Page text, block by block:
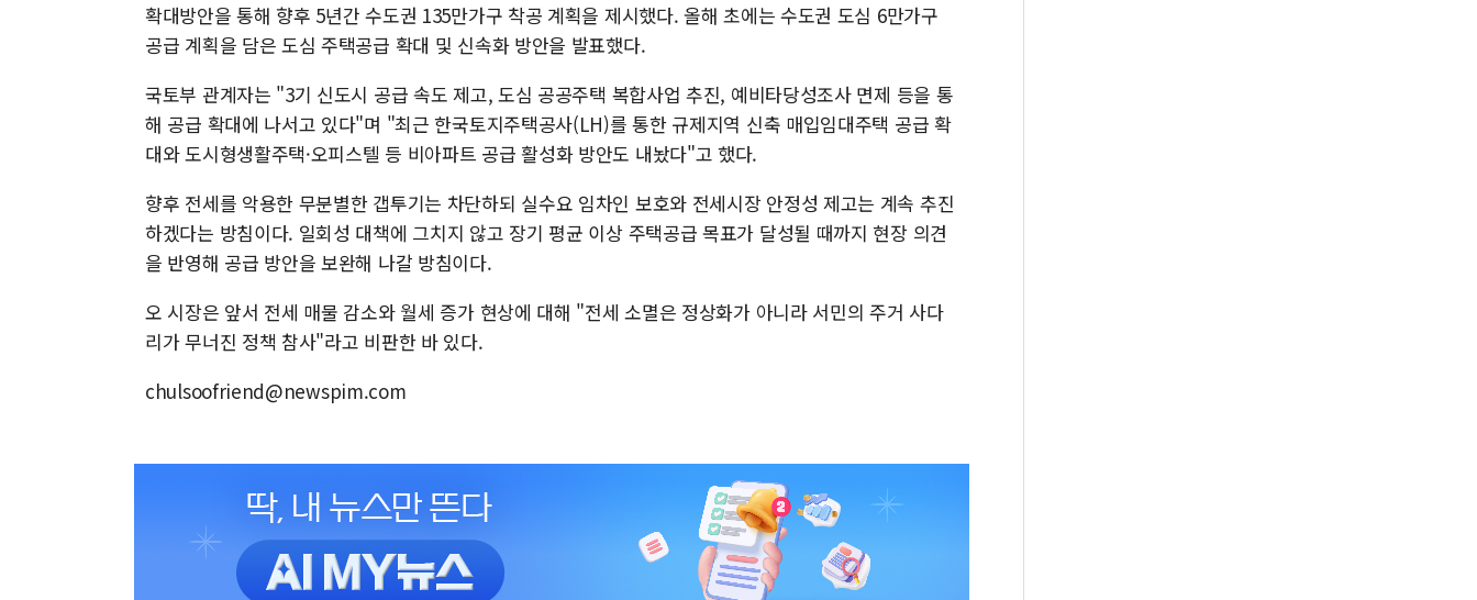
확대방안을 통해 향후 5년간 수도권 135만가구 착공 계획을 제시했다. 올해 초에는 수도권 도심 6만가구
공급 계획을 담은 도심 주택공급 확대 및 신속화 방안을 발표했다.
국토부 관계자는 "3기 신도시 공급 속도 제고, 도심 공공주택 복합사업 추진, 예비타당성조사 면제 등을 통
해 공급 확대에 나서고 있다"며 "최근 한국토지주택공사(LH)를 통한 규제지역 신축 매입임대주택 공급 확
대와 도시형생활주택·오피스텔 등 비아파트 공급 활성화 방안도 내놨다"고 했다.
향후 전세를 악용한 무분별한 갭투기는 차단하되 실수요 임차인 보호와 전세시장 안정성 제고는 계속 추진
하겠다는 방침이다. 일회성 대책에 그치지 않고 장기 평균 이상 주택공급 목표가 달성될 때까지 현장 의견
을 반영해 공급 방안을 보완해 나갈 방침이다.
오 시장은 앞서 전세 매물 감소와 월세 증가 현상에 대해 "전세 소멸은 정상화가 아니라 서민의 주거 사다
리가 무너진 정책 참사"라고 비판한 바 있다.
chulsoofriend@newspim.com